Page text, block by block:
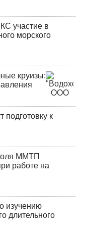
участие в
морского
круизы:
подготовку к
ММТП
работе на
изучению
длительного